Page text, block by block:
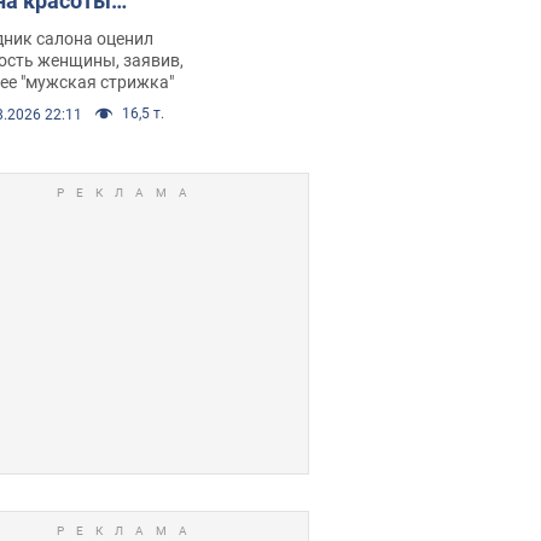
женщину
химиотерапии,
скандал.
салона оценил
женщины, заявив,
"мужская стрижка"
22:11 16,5 т.